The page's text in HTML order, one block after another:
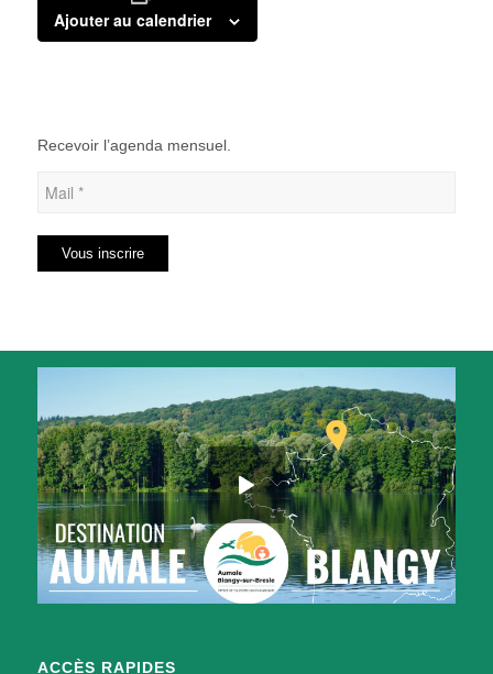
Ajouter au calendrier
Recevoir l’agenda mensuel.
ACCÈS RAPIDES